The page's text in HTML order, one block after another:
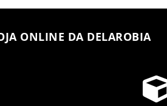
ONLINE DA DELAROBIA